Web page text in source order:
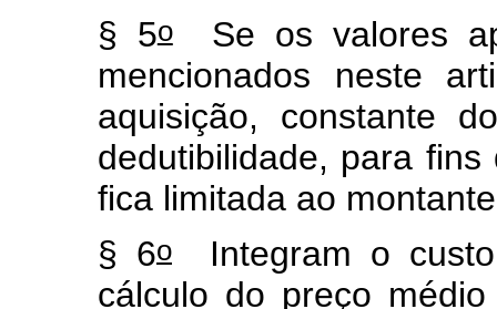
§ 5oSe os valores
mencionados neste
aquisição, constante
dedutibilidade, para
fica limitada ao
§ 6o Integram o
cálculo do preço